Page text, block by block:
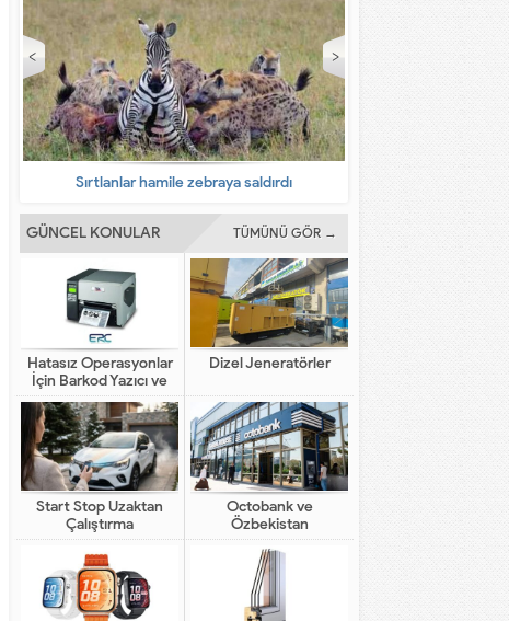
En ilginç hayvanlar
GÜNCEL KONULAR TÜMÜNÜ GÖR →
Hatasız Operasyonlar
İçin Barkod Yazıcı ve
Otomasyon Sistemleri
Dizel Jeneratörler
Start Stop Uzaktan
Çalıştırma
Octobank ve
Özbekistan
Bankalarının Dijital
Finansal Altyapının
Gelişimindeki Yeni Rolü